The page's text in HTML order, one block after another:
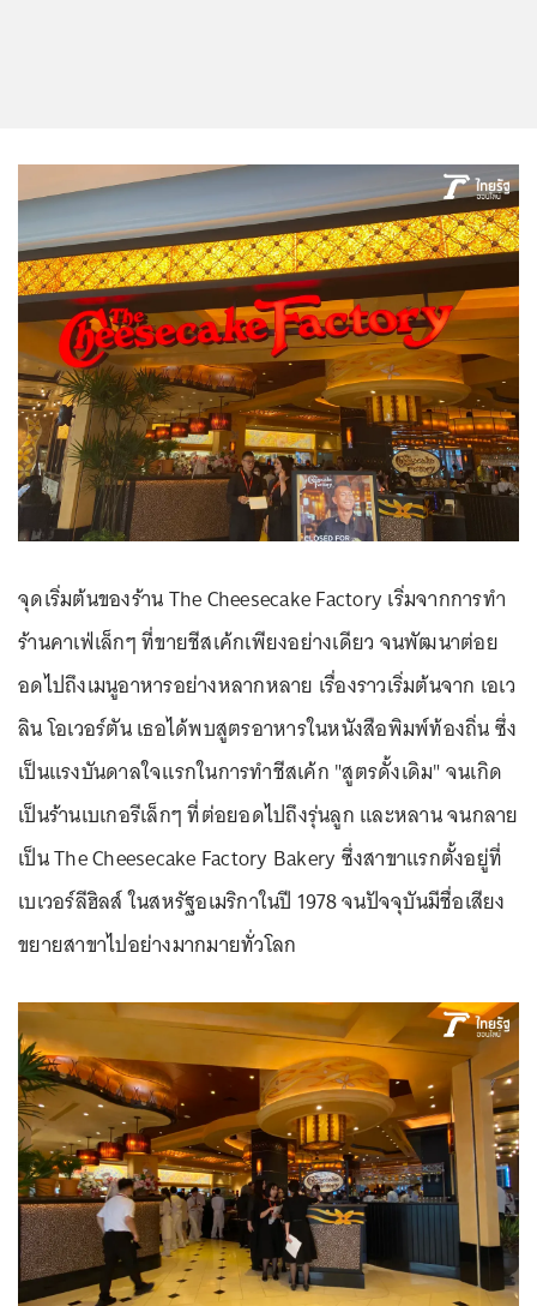
จุดเริ่มต้นของร้าน The Cheesecake Factory เริ่มจากการทำ
ร้านคาเฟ่เล็กๆ ที่ขายชีสเค้กเพียงอย่างเดียว จนพัฒนาต่อย
อดไปถึงเมนูอาหารอย่างหลากหลาย เรื่องราวเริ่มต้นจาก เอเว
ลิน โอเวอร์ตัน เธอได้พบสูตรอาหารในหนังสือพิมพ์ท้องถิ่น ซึ่ง
เป็นแรงบันดาลใจแรกในการทำชีสเค้ก "สูตรดั้งเดิม" จนเกิด
เป็นร้านเบเกอรีเล็กๆ ที่ต่อยอดไปถึงรุ่นลูก และหลาน จนกลาย
เป็น The Cheesecake Factory Bakery ซึ่งสาขาแรกตั้งอยู่ที่
เบเวอร์ลีฮิลส์ ในสหรัฐอเมริกาในปี 1978 จนปัจจุบันมีชื่อเสียง
ขยายสาขาไปอย่างมากมายทั่วโลก